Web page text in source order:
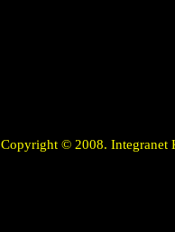
Copyright © 2008. Integranet